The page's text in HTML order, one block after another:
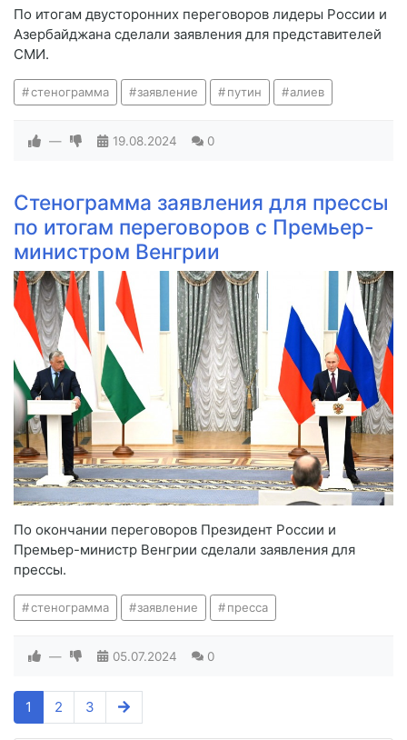
По итогам двусторонних переговоров лидеры России и
Азербайджана сделали заявления для представителей
СМИ.
стенограмма заявление путин алиев
— 19.08.2024 0
Стенограмма заявления для прессы
по итогам переговоров с Премьер-
министром Венгрии
По окончании переговоров Президент России и
Премьер-министр Венгрии сделали заявления для
прессы.
стенограмма заявление пресса
— 05.07.2024 0
1 2 3